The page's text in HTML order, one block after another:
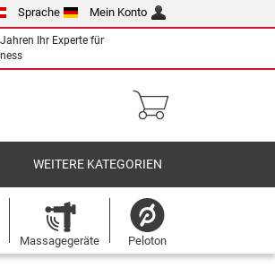
Sprache Mein Konto
Ihr Experte für
WEITERE KATEGORIEN
Massagegeräte Peloton